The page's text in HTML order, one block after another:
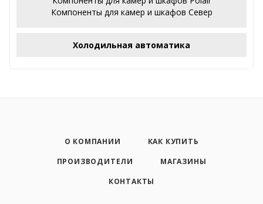
Компоненты для камер и шкафов Север
Холодильная автоматика
О КОМПАНИИ
КАК КУПИТЬ
ПРОИЗВОДИТЕЛИ
МАГАЗИНЫ
КОНТАКТЫ